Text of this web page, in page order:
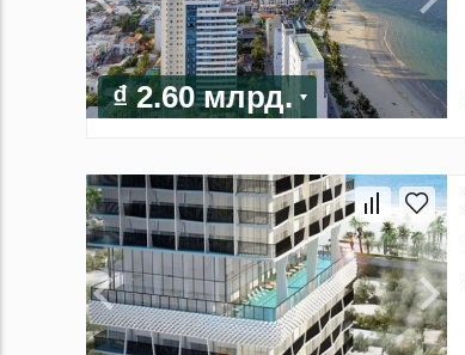
₫ 2.60 млрд.